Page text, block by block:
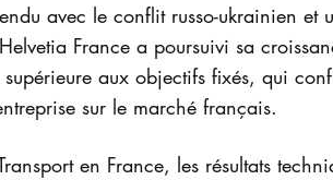
avec le conflit russo-ukrainien et
France a poursuivi sa
aux objectifs fixés, qui
sur le marché français.
en France, les résultats